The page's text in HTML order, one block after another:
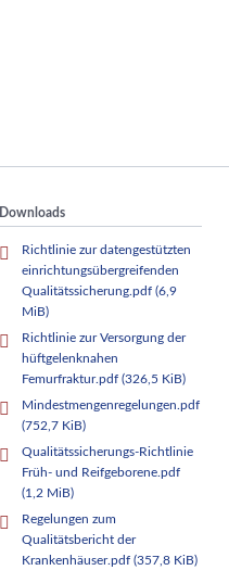
Downloads
Richtlinie zur datengestützten
einrichtungsübergreifenden
Qualitätssicherung.pdf(6,9
MiB)
Richtlinie zur Versorgung der
hüftgelenknahen
Femurfraktur.pdf(326,5 KiB)
Mindestmengenregelungen.pdf
(752,7 KiB)
Qualitätssicherungs-Richtlinie
Früh- und Reifgeborene.pdf
(1,2 MiB)
Regelungen zum
Qualitätsbericht der
Krankenhäuser.pdf(357,8 KiB)